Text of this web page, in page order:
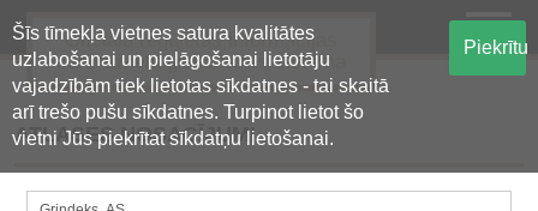
Šīs tīmekļa vietnes satura kvalitātes
uzlabošanai un pielāgošanai lietotāju
vajadzībām tiek lietotas sīkdatnes - tai skaitā
arī trešo pušu sīkdatnes. Turpinot lietot šo
vietni Jūs piekrītat sīkdatņu lietošanai.
Piekrītu
Oficiālā regulētās informācijas
centralizētā glabāšanas sistēma
ATLASES NOSACĪJUMI